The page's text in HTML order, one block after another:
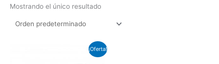
Mostrando el único resultado
¡Oferta!